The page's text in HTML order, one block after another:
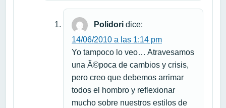
Polidori dice:
14/06/2010 a las 1:14 pm
Yo tampoco lo veo… Atravesamos
una Ã©poca de cambios y crisis,
pero creo que debemos arrimar
todos el hombro y reflexionar
mucho sobre nuestros estilos de